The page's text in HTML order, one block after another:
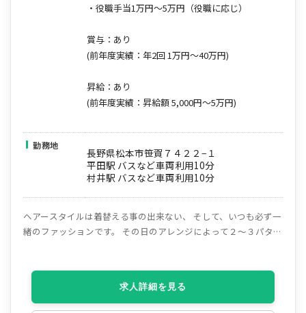
・役職手当1万円～5万円（役職に応じ）
賞与：あり
(前年度実績：年2回 1万円～40万円)
昇給：あり
(前年度実績：昇給額 5,000円～5万円)
勤務地
長野県松本市笹賀７４２２−１
平田駅 バスなど車両利用10分
村井駅 バスなど車両利用10分
ヘアースタイルは着替える事の出来ない、 そして、いつも必ず一
緒のファッションです。 その日のアレンジによって２～３パター
骨格に合わせたお似合いのクオリティーの高いへアースタイル創
りに最善を尽くし、エリアNo.1バーバーを目指します。
求人詳細を見る